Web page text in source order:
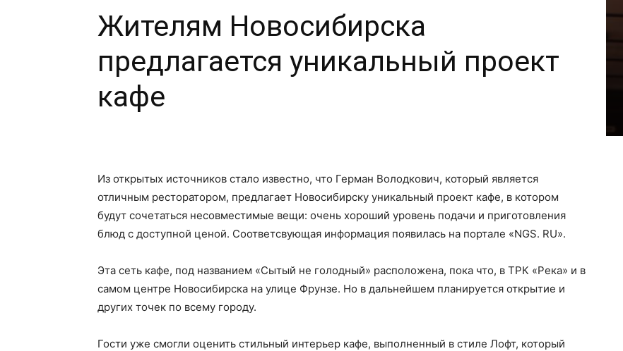
Жителям Новосибирска
предлагается уникальный проект
кафе
Из открытых источников стало известно, что Герман Володкович, который является
отличным ресторатором, предлагает Новосибирску уникальный проект кафе, в котором
будут сочетаться несовместимые вещи: очень хороший уровень подачи и приготовления
блюд с доступной ценой. Соответсвующая информация появилась на портале «NGS. RU».
Эта сеть кафе, под названием «Сытый не голодный» расположена, пока что, в ТРК «Река» и в
самом центре Новосибирска на улице Фрунзе. Но в дальнейшем планируется открытие и
других точек по всему городу.
Гости уже смогли оценить стильный интерьер кафе, выполненный в стиле Лофт, который